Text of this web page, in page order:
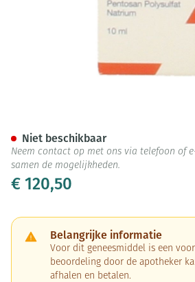
€ 120,50
Belangrijke informatie
Voor dit geneesmiddel is een
beoordeling door de apotheker
afhalen en betalen.
Niet beschikbaar
Neem contact op met ons via telefoon of
samen de mogelijkheden.